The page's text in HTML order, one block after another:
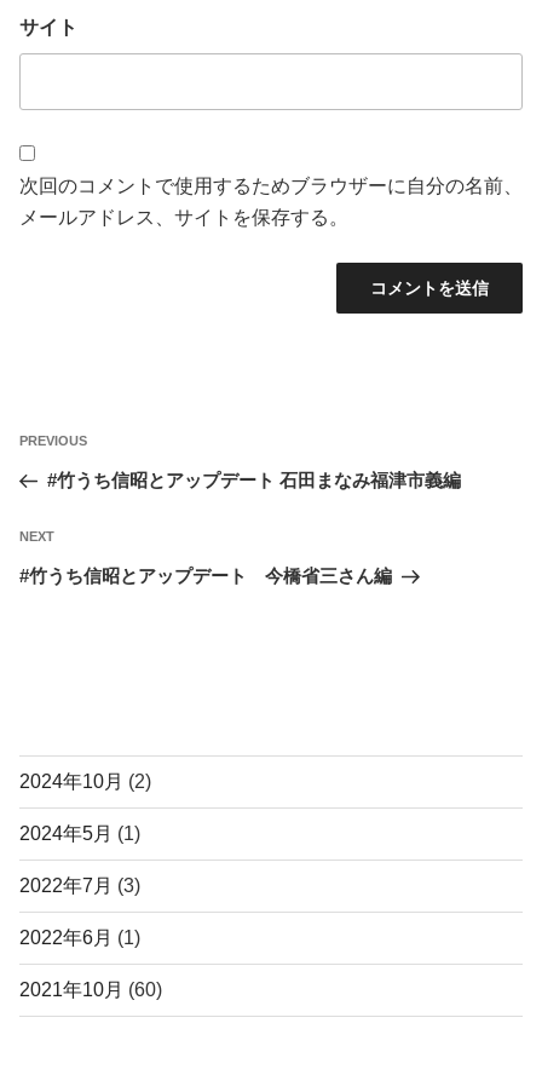
サイト
次回のコメントで使用するためブラウザーに自分の名前、
メールアドレス、サイトを保存する。
ナ
ビ
ゲ
Previous
Post
PREVIOUS
#竹うち信昭とアップデート 石田まなみ福津市義編
Next
Post
NEXT
#竹うち信昭とアップデート 今橋省三さん編
2024年10月 (2)
2024年5月 (1)
2022年7月 (3)
2022年6月 (1)
2021年10月 (60)